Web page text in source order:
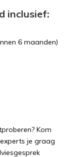
inclusief:
6 maanden)
Kom
je graag